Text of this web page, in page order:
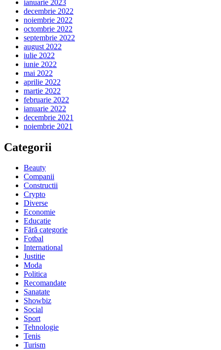
ianuarie 2023
decembrie 2022
noiembrie 2022
octombrie 2022
septembrie 2022
august 2022
iulie 2022
iunie 2022
mai 2022
aprilie 2022
martie 2022
februarie 2022
ianuarie 2022
decembrie 2021
noiembrie 2021
Categorii
Beauty
Companii
Constructii
Crypto
Diverse
Economie
Educatie
Fără categorie
Fotbal
International
Justitie
Moda
Politica
Recomandate
Sanatate
Showbiz
Social
Sport
Tehnologie
Tenis
Turism